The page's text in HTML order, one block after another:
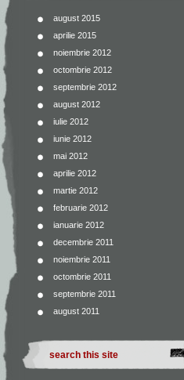
august 2015
aprilie 2015
noiembrie 2012
octombrie 2012
septembrie 2012
august 2012
iulie 2012
iunie 2012
mai 2012
aprilie 2012
martie 2012
februarie 2012
ianuarie 2012
decembrie 2011
noiembrie 2011
octombrie 2011
septembrie 2011
august 2011